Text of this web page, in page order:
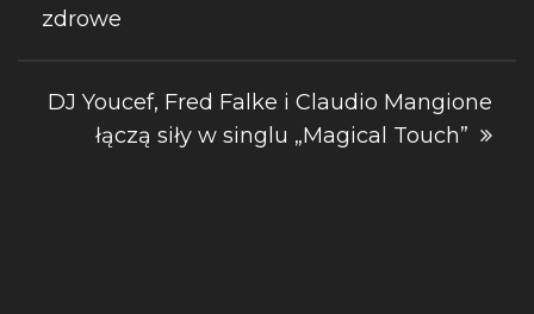
wpisu
zdrowe
DJ Youcef, Fred Falke i Claudio Mangione
łączą siły w singlu „Magical Touch”